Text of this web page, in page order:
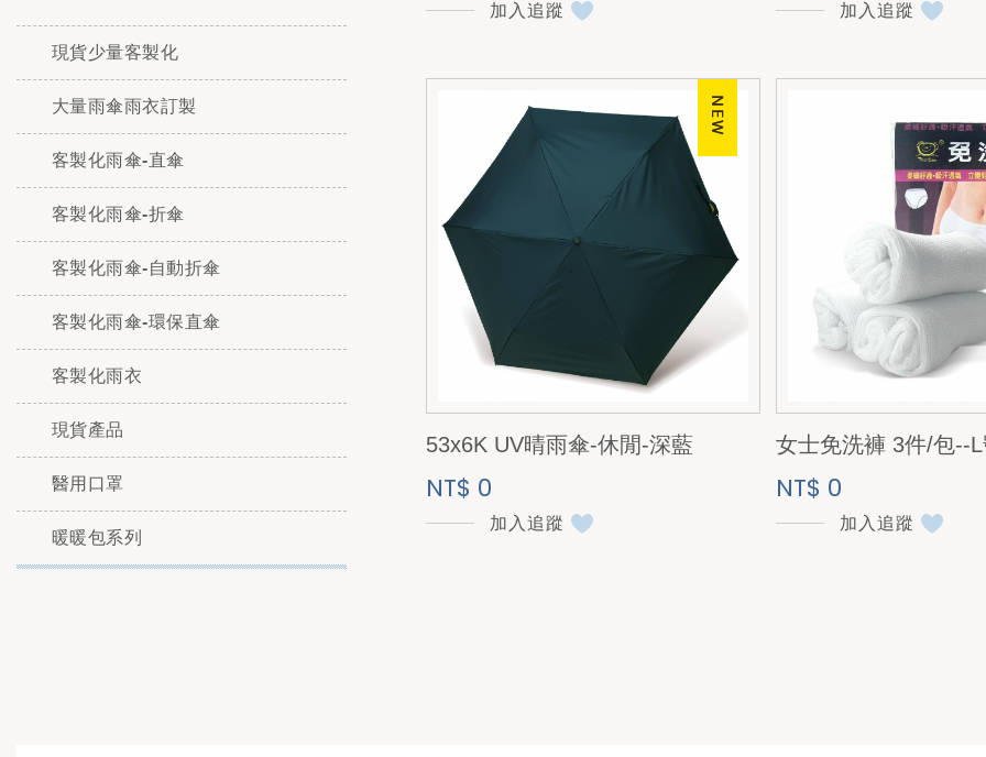
現貨少量客製化
大量雨傘雨衣訂製
客製化雨傘-直傘
客製化雨傘-折傘
客製化雨傘-自動折傘
客製化雨傘-環保直傘
客製化雨衣
現貨產品
醫用口罩
暖暖包系列
加入追蹤 加入追蹤
53x6K UV晴雨傘-休閒-深藍
NT$ 0
加入追蹤
女士免洗褲 3件/包--
NT$ 0
加入追蹤